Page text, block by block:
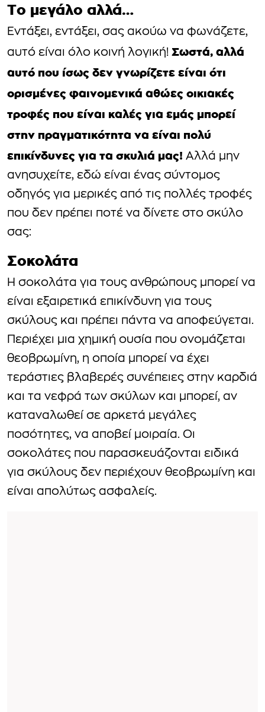
Το μεγάλο αλλά…
Εντάξει, εντάξει, σας ακούω να φωνάζετε,
αυτό είναι όλο κοινή λογική! Σωστά, αλλά
αυτό που ίσως δεν γνωρίζετε είναι ότι
ορισμένες φαινομενικά αθώες οικιακές
τροφές που είναι καλές για εμάς μπορεί
στην πραγματικότητα να είναι πολύ
επικίνδυνες για τα σκυλιά μας! Αλλά μην
ανησυχείτε, εδώ είναι ένας σύντομος
οδηγός για μερικές από τις πολλές τροφές
που δεν πρέπει ποτέ να δίνετε στο σκύλο
σας:
Σοκολάτα
Η σοκολάτα για τους ανθρώπους μπορεί να
είναι εξαιρετικά επικίνδυνη για τους
σκύλους και πρέπει πάντα να αποφεύγεται.
Περιέχει μια χημική ουσία που ονομάζεται
θεοβρωμίνη, η οποία μπορεί να έχει
τεράστιες βλαβερές συνέπειες στην καρδιά
και τα νεφρά των σκύλων και μπορεί, αν
καταναλωθεί σε αρκετά μεγάλες
ποσότητες, να αποβεί μοιραία. Οι
σοκολάτες που παρασκευάζονται ειδικά
για σκύλους δεν περιέχουν θεοβρωμίνη και
είναι απολύτως ασφαλείς.